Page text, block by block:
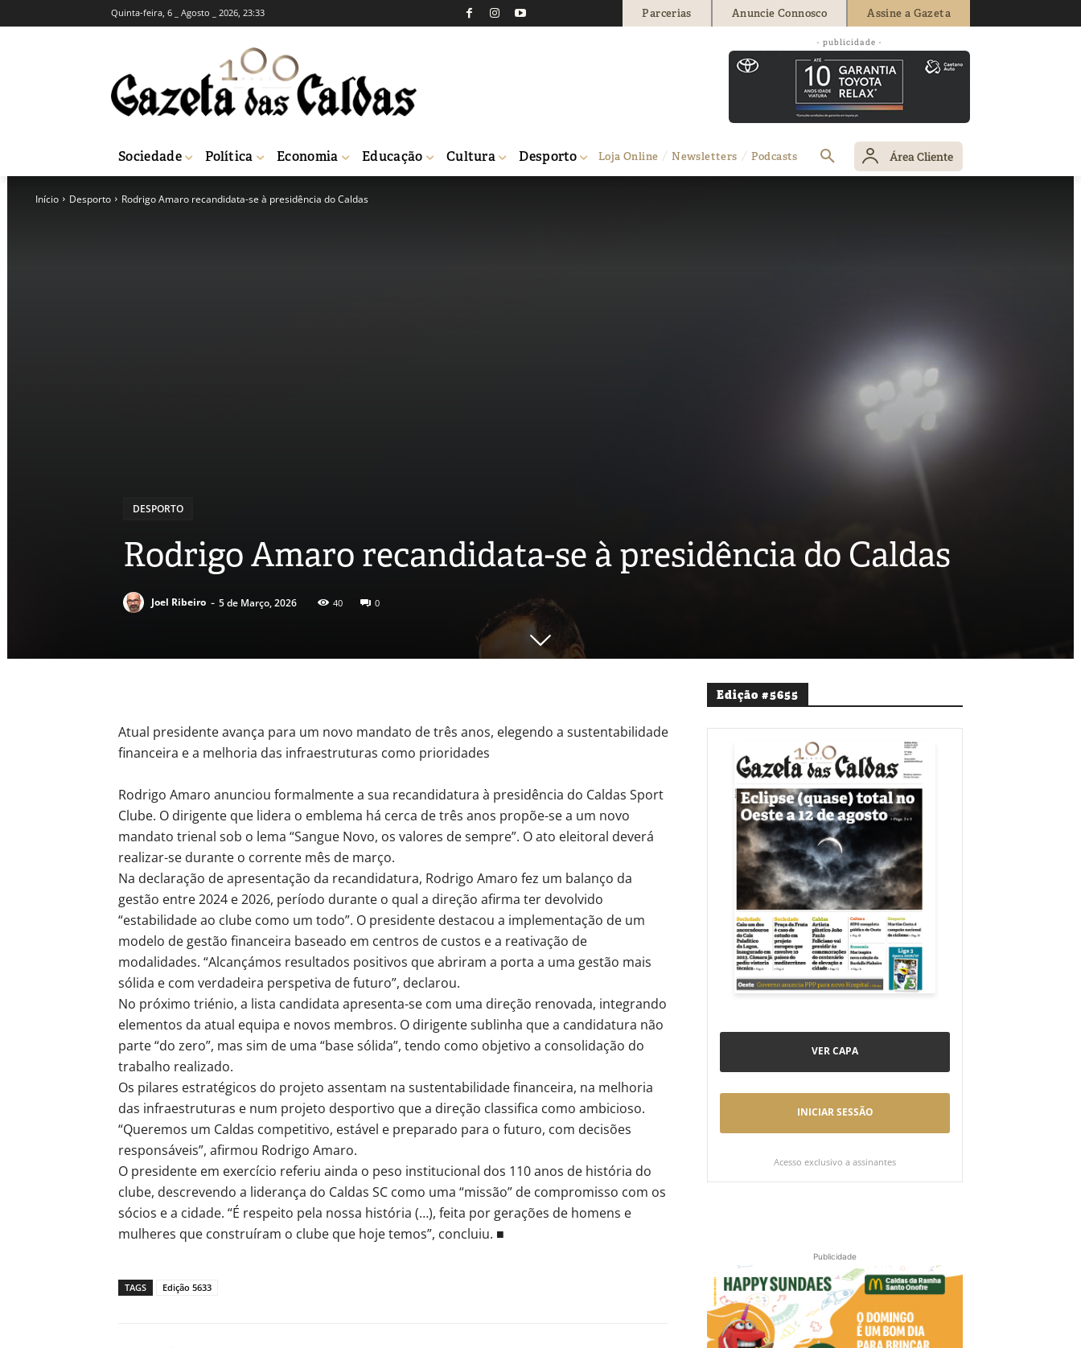
Quinta-feira, 6 _ Agosto _ 2026, 23:33 Parcerias Anuncie Connosco Assine a Gazeta
- publicidade -
Sociedade Política Economia Educação Cultura Desporto Loja Online Newsletters Podcasts Área Cliente
Início Desporto Rodrigo Amaro recandidata-se à presidência do Caldas
DESPORTO
Rodrigo Amaro recandidata-se à presidência do Caldas
Joel Ribeiro - 5 de Março, 2026 40 0
Atual presidente avança para um novo mandato de três anos, elegendo a sustentabilidade
financeira e a melhoria das infraestruturas como prioridades
Rodrigo Amaro anunciou formalmente a sua recandidatura à presidência do Caldas Sport
Clube. O dirigente que lidera o emblema há cerca de três anos propõe-se a um novo
mandato trienal sob o lema “Sangue Novo, os valores de sempre”. O ato eleitoral deverá
realizar-se durante o corrente mês de março.
Na declaração de apresentação da recandidatura, Rodrigo Amaro fez um balanço da
gestão entre 2024 e 2026, período durante o qual a direção afirma ter devolvido
“estabilidade ao clube como um todo”. O presidente destacou a implementação de um
modelo de gestão financeira baseado em centros de custos e a reativação de
modalidades. “Alcançámos resultados positivos que abriram a porta a uma gestão mais
sólida e com verdadeira perspetiva de futuro”, declarou.
No próximo triénio, a lista candidata apresenta-se com uma direção renovada, integrando
elementos da atual equipa e novos membros. O dirigente sublinha que a candidatura não
parte “do zero”, mas sim de uma “base sólida”, tendo como objetivo a consolidação do
trabalho realizado.
Os pilares estratégicos do projeto assentam na sustentabilidade financeira, na melhoria
das infraestruturas e num projeto desportivo que a direção classifica como ambicioso.
“Queremos um Caldas competitivo, estável e preparado para o futuro, com decisões
responsáveis”, afirmou Rodrigo Amaro.
O presidente em exercício referiu ainda o peso institucional dos 110 anos de história do
clube, descrevendo a liderança do Caldas SC como uma “missão” de compromisso com os
sócios e a cidade. “É respeito pela nossa história (…), feita por gerações de homens e
mulheres que construíram o clube que hoje temos”, concluiu. ■
TAGS Edição 5633
Edição #5655
VER CAPA
INICIAR SESSÃO
Acesso exclusivo a assinantes
Publicidade